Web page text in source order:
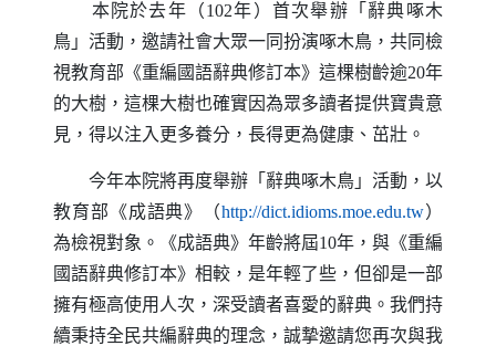
本院於去年（102年）首次舉辦「辭典啄木
鳥」活動，邀請社會大眾一同扮演啄木鳥，共同檢
視教育部《重編國語辭典修訂本》這棵樹齡逾20年
的大樹，這棵大樹也確實因為眾多讀者提供寶貴意
見，得以注入更多養分，長得更為健康、茁壯。
今年本院將再度舉辦「辭典啄木鳥」活動，以
教育部《成語典》（http://dict.idioms.moe.edu.tw（另開
）
為檢視對象。《成語典》年齡將屆10年，與《重編
國語辭典修訂本》相較，是年輕了些，但卻是一部
擁有極高使用人次，深受讀者喜愛的辭典。我們持
續秉持全民共編辭典的理念，誠摯邀請您再次與我